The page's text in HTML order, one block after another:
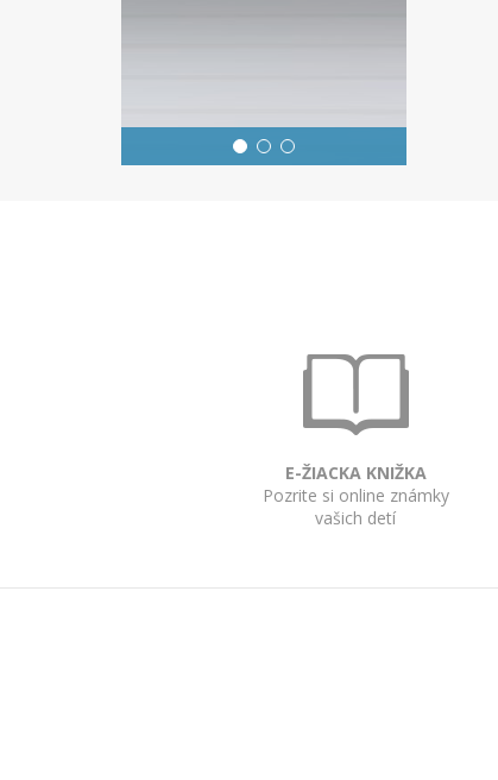
E-ŽIACKA KNIŽKA
Pozrite si online známky
vašich detí